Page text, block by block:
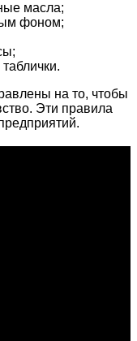
масла;
фоном;
на то, чтобы
Эти правила